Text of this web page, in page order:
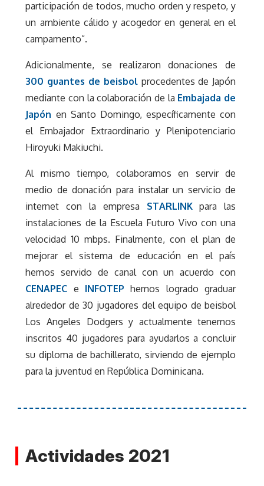
participación de todos, mucho orden y respeto, y
un ambiente cálido y acogedor en general en el
campamento”.
Adicionalmente, se realizaron donaciones de
300 guantes de beisbolprocedentes de Japón
mediante con la colaboración de la Embajada de
Japón en Santo Domingo, específicamente con
el Embajador Extraordinario y Plenipotenciario
Hiroyuki Makiuchi.
Al mismo tiempo, colaboramos en servir de
medio de donación para instalar un servicio de
internet con la empresa STARLINKpara las
instalaciones de la Escuela Futuro Vivo con una
velocidad 10 mbps. Finalmente, con el plan de
mejorar el sistema de educación en el país
hemos servido de canal con un acuerdo con
CENAPEC e INFOTEP hemos logrado graduar
alrededor de 30 jugadores del equipo de beisbol
Los Angeles Dodgers y actualmente tenemos
inscritos 40 jugadores para ayudarlos a concluir
su diploma de bachillerato, sirviendo de ejemplo
para la juventud en República Dominicana.
Actividades 2021